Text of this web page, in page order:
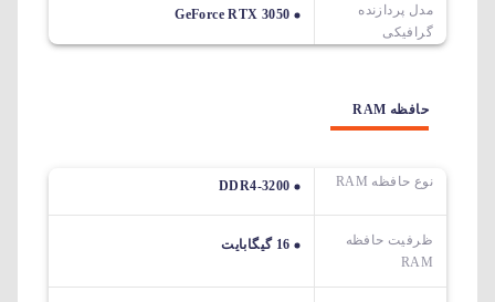
مدل پردازنده
گرافیکی
GeForce RTX 3050
حافظه RAM
نوع حافظه RAM DDR4-3200
ظرفیت حافظه
RAM
16 گیگابایت